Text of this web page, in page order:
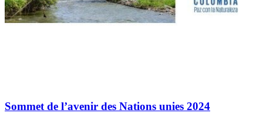
Sommet de l’avenir des Nations unies 2024